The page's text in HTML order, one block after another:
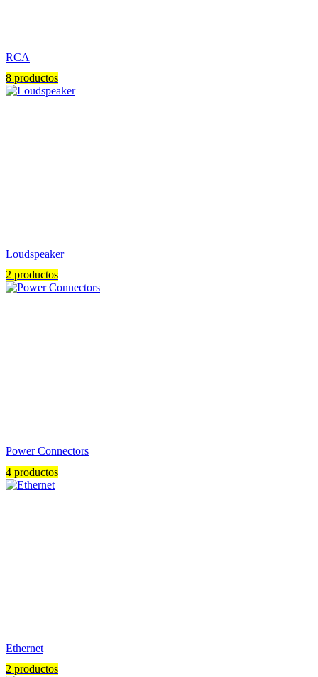
RCA
8 productos
Loudspeaker
2 productos
Power Connectors
4 productos
Ethernet
2 productos